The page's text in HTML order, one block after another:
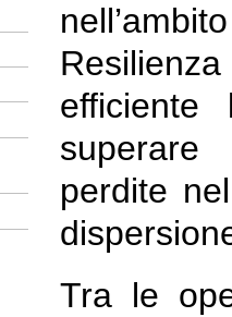
superare
perdite
Tra le